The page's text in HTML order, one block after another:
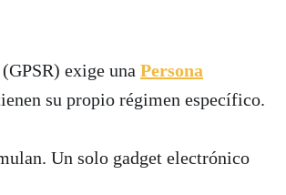
exige una Persona
su propio régimen específico.
Un solo gadget electrónico